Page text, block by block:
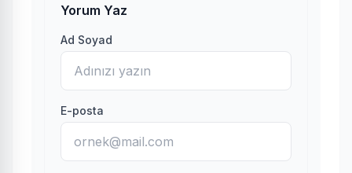
Yorum Yaz
Ad Soyad
E-posta